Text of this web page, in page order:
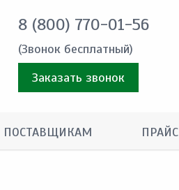
8 (800) 770-01-56
(Звонок бесплатный)
Заказать звонок
ПОСТАВЩИКАМ ПРАЙС